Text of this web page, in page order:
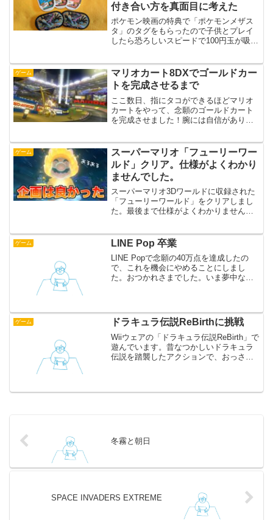
付き合い方を真面目に考えた
ポケモン映画の特典で「ポケモンメザス
タ」のタグをもらったので子供とプレイ
したら恐ろしいスピードで100円玉が吸い
ゲーム
マリオカート8DXでゴールドカー
トを完成させるまで
ここ数日、指にタコができるほどマリオ
カートをやって、念願のゴールドカート
を完成させました！腕には自信がありま
ゲーム
スーパーマリオ「フューリーワー
ルド」クリア。仕様がよくわかり
ませんでした。
スーパーマリオ3Dワールドに収録された
「フューリーワールド」をクリアしまし
た。最後まで仕様がよくわかりませんで
ゲーム LINE Pop 卒業
LINE Popで念願の40万点を達成したの
で、これを機会にやめることにしまし
た。おつかれさまでした。いま夢中なの
せ...
ゲーム ドラキュラ伝説ReBirthに挑戦
Wiiウェアの「ドラキュラ伝説ReBirth」で
遊んでいます。昔なつかしいドラキュラ
伝説を踏襲したアクションで、おっさん
ね。ステージご...
冬霧と朝日
SPACE INVADERS EXTREME